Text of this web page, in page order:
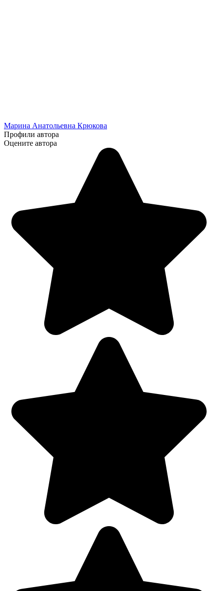
Марина Анатольевна Крюкова
Профили автора
Оцените автора